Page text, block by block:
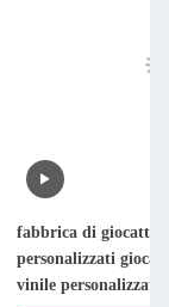
fabbrica di
personalizzati
vinile personalizzati